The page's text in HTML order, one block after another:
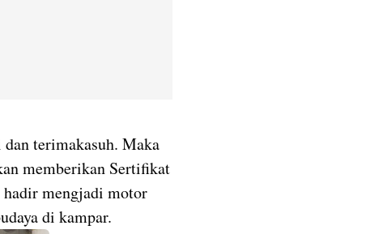
terimakasuh. Maka
memberikan Sertifikat
hadir mengjadi motor
di kampar.